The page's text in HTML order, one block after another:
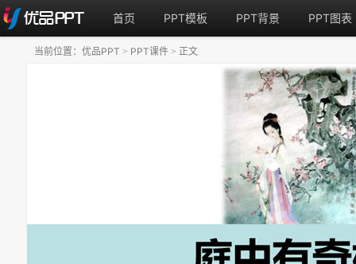
首页 PPT模板 PPT背景 PPT图表
当前位置： 优品PPT > PPT课件 > 正文